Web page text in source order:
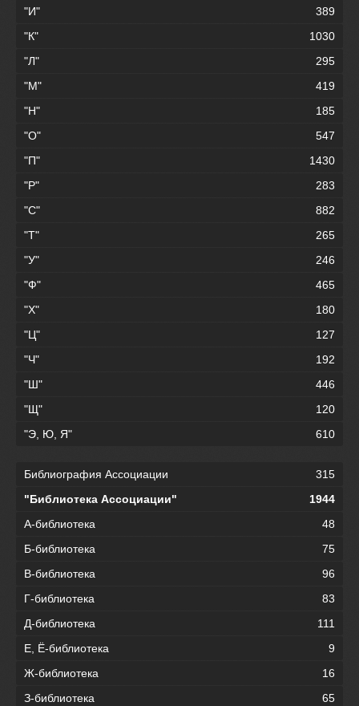
"И"
389
"К"
1030
"Л"
295
"М"
419
"Н"
185
"О"
547
"П"
1430
"Р"
283
"С"
882
"Т"
265
"У"
246
"Ф"
465
"Х"
180
"Ц"
127
"Ч"
192
"Ш"
446
"Щ"
120
"Э, Ю, Я"
610
Библиография Ассоциации
315
"Библиотека Ассоциации"
1944
А-библиотека
48
Б-библиотека
75
В-библиотека
96
Г-библиотека
83
Д-библиотека
111
Е, Ё-библиотека
9
Ж-библиотека
16
З-библиотека
65